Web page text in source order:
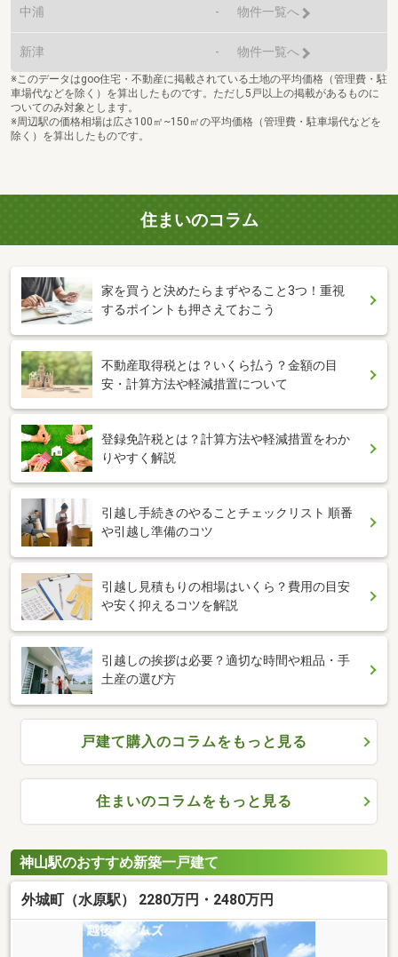
中浦 - 物件一覧へ
新津 - 物件一覧へ
※このデータはgoo住宅・不動産に掲載されている土地の平均価格（管理費・駐
車場代などを除く）を算出したものです。ただし5戸以上の掲載があるものに
ついてのみ対象とします。
※周辺駅の価格相場は広さ100㎡~150㎡の平均価格（管理費・駐車場代などを
除く）を算出したものです。
住まいのコラム
家を買うと決めたらまずやること3つ！重視
するポイントも押さえておこう
不動産取得税とは？いくら払う？金額の目
安・計算方法や軽減措置について
登録免許税とは？計算方法や軽減措置をわか
りやすく解説
引越し手続きのやることチェックリスト 順番
や引越し準備のコツ
引越し見積もりの相場はいくら？費用の目安
や安く抑えるコツを解説
引越しの挨拶は必要？適切な時間や粗品・手
土産の選び方
戸建て購入のコラムをもっと見る
住まいのコラムをもっと見る
神山駅のおすすめ新築一戸建て
外城町（水原駅） 2280万円・2480万円